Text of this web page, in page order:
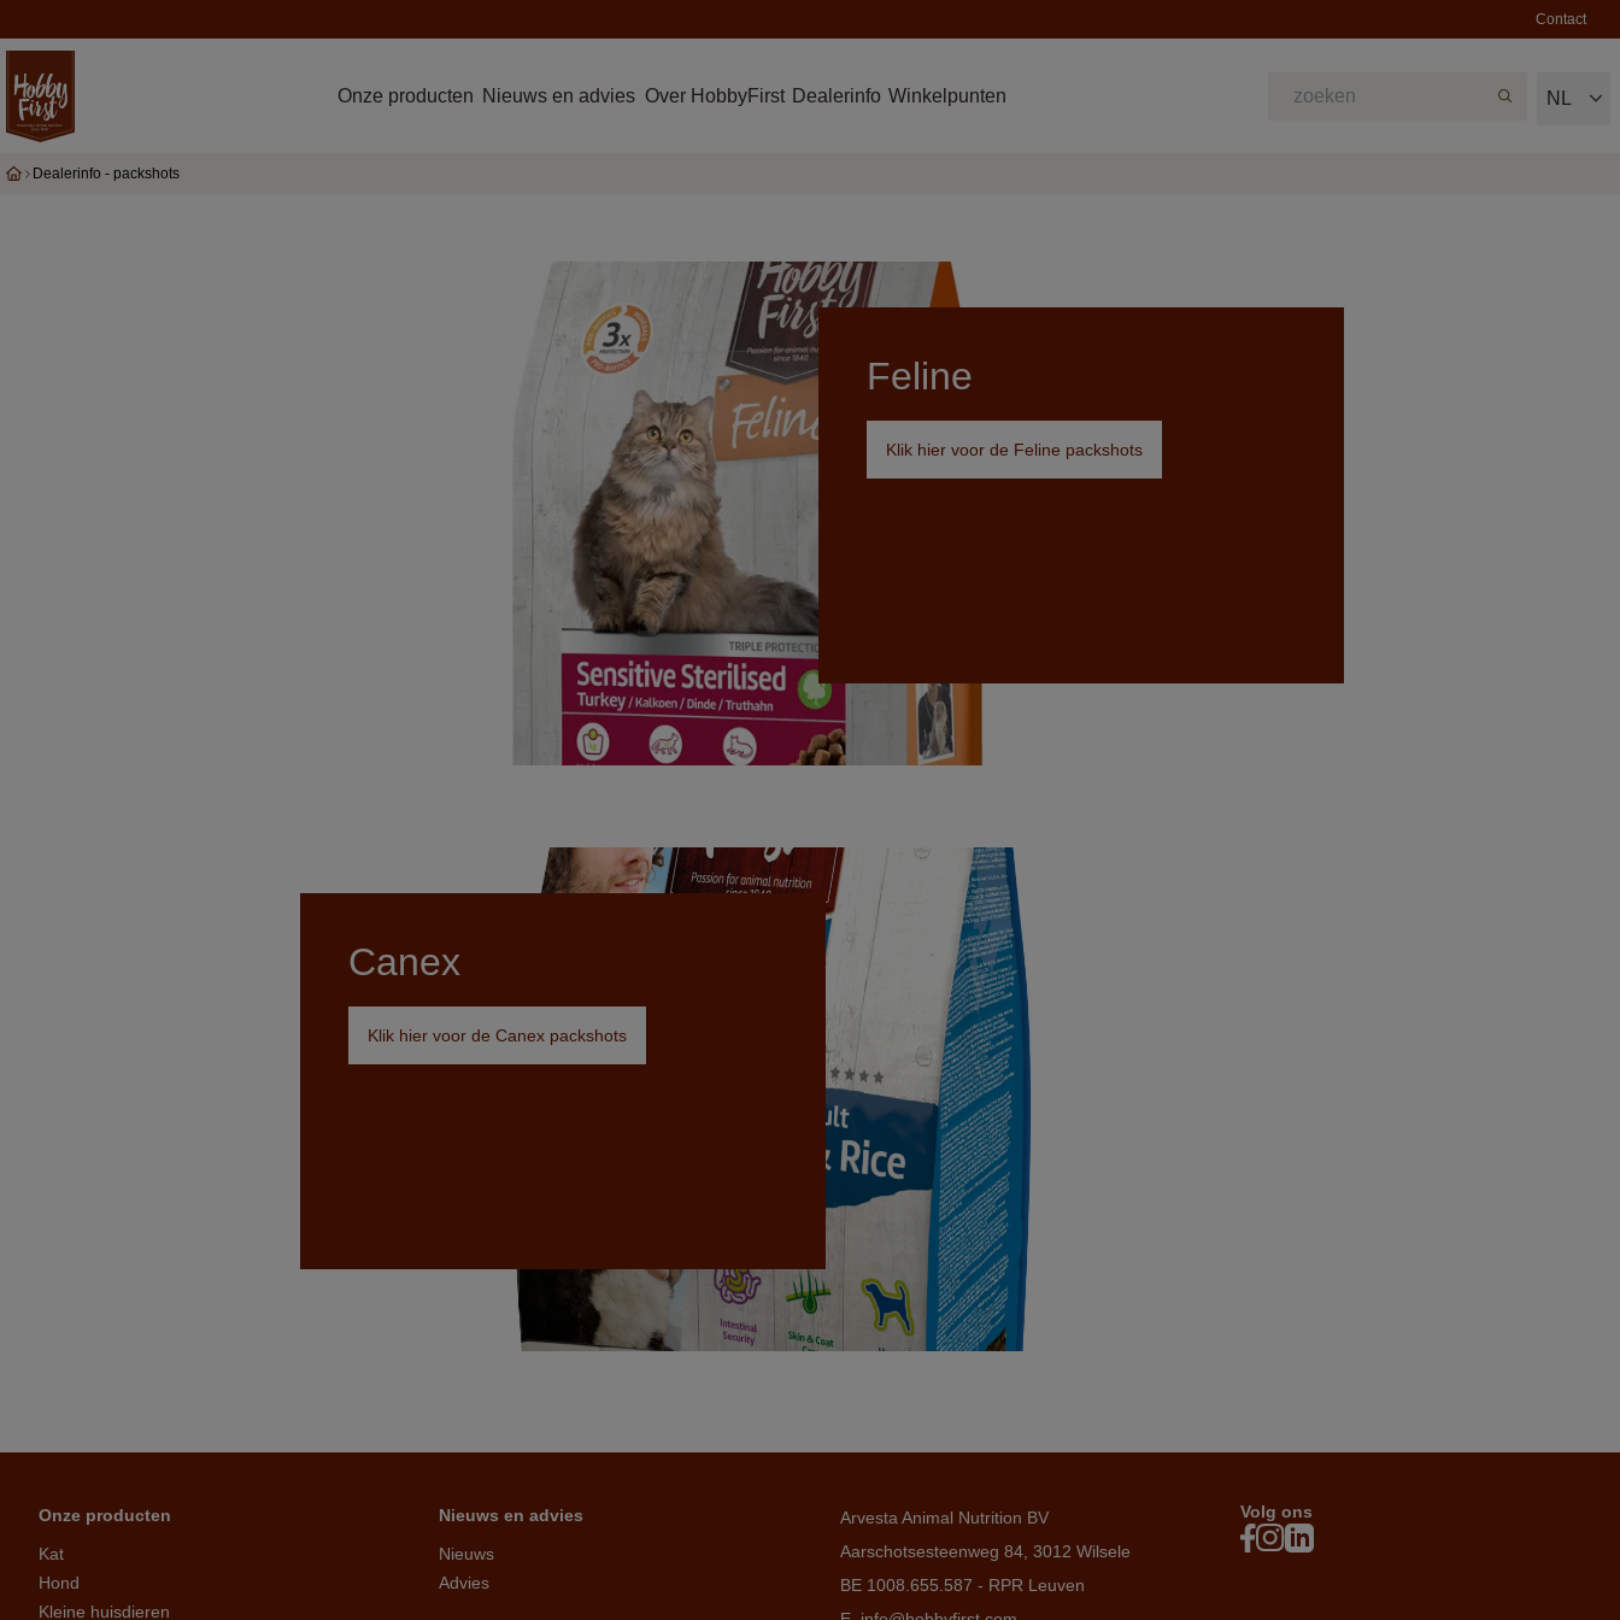
Contact
Onze producten Nieuws en advies Over HobbyFirst Dealerinfo Winkelpunten NL
Dealerinfo - packshots
Feline
Klik hier voor de Feline packshots
Canex
Klik hier voor de Canex packshots
Onze producten
Kat
Hond
Kleine huisdieren
Nieuws en advies
Nieuws
Advies
Arvesta Animal Nutrition BV
Aarschotsesteenweg 84, 3012 Wilsele
BE 1008.655.587 - RPR Leuven
Volg ons